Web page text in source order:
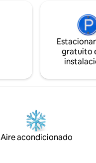
gratuito
Aire acondicionado